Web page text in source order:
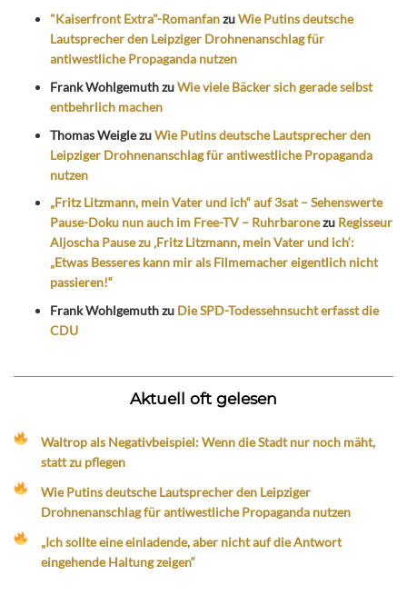
"Kaiserfront Extra"-RomanfanzuWie Putins deutsche
Lautsprecher den Leipziger Drohnenanschlag für
antiwestliche Propaganda nutzen
Frank WohlgemuthzuWie viele Bäcker sich gerade selbst
entbehrlich machen
Thomas WeiglezuWie Putins deutsche Lautsprecher den
Leipziger Drohnenanschlag für antiwestliche Propaganda
nutzen
„Fritz Litzmann, mein Vater und ich“ auf 3sat – Sehenswerte
Pause-Doku nun auch im Free-TV – Ruhrbaronezu Regisseur
Aljoscha Pause zu ‚Fritz Litzmann, mein Vater und ich‘:
„Etwas Besseres kann mir als Filmemacher eigentlich nicht
passieren!“
Frank Wohlgemuthzu Die SPD-Todessehnsucht erfasst die
CDU
Aktuell oft gelesen
Waltrop als Negativbeispiel: Wenn die Stadt nur noch mäht,
statt zu pflegen
Wie Putins deutsche Lautsprecher den Leipziger
Drohnenanschlag für antiwestliche Propaganda nutzen
„Ich sollte eine einladende, aber nicht auf die Antwort
eingehende Haltung zeigen“